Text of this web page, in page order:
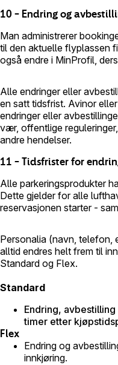
10 – Endring og
Man administrerer
til den aktuelle flyplassen
også endre i MinProfil,
Alle endringer eller
en satt tidsfrist. Avinor
endringer eller
vær, offentlige
andre hendelser.
11 – Tidsfrister for
Alle parkeringsprodukter
Dette gjelder for alle
reservasjonen starter -
Personalia (navn, telefon,
alltid endres helt frem til
Standard og Flex.
Standard
Endring,
timer etter
Flex
Endring og
innkjøring.